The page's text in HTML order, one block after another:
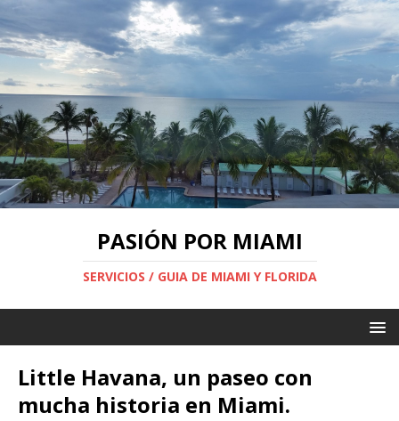
PASIÓN POR MIAMI
SERVICIOS / GUIA DE MIAMI Y FLORIDA
Little Havana, un paseo con
mucha historia en Miami.